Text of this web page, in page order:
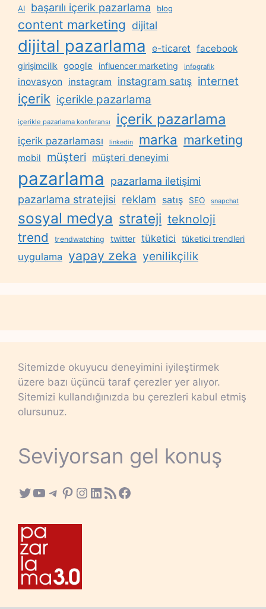
AI başarılı içerik pazarlama blog
content marketing dijital
dijital pazarlama e-ticaret facebook
girişimcilik google influencer marketing infografik
inovasyon instagram instagram satış internet
içerik içerikle pazarlama
içerikle pazarlama konferansı içerik pazarlama
içerik pazarlaması linkedin marka marketing
mobil müşteri müşteri deneyimi
pazarlama
pazarlama iletişimi
pazarlama stratejisi reklam satış SEO snapchat
sosyal medya strateji teknoloji
trend trendwatching twitter tüketici tüketici trendleri
uygulama yapay zeka yenilikçilik
Sitemizde okuyucu deneyimini iyileştirmek
üzere bazı üçüncü taraf çerezler yer alıyor.
Sitemizi kullandığınızda bu çerezleri kabul etmiş
olursunuz.
Seviyorsan gel konuş
Twitter
YouTube
Telegram
Pinterest
Instagram
LinkedIn
RSS FeedFacebook